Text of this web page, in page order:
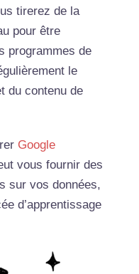
tirerez de la
pour être
programmes de
le
du contenu de
Google
vous fournir des
sur vos données,
d’apprentissage